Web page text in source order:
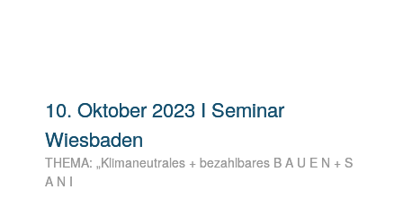
10. Oktober 2023 I Seminar
Wiesbaden
THEMA: „Klimaneutrales + bezahlbares B A U E N + S
A N I